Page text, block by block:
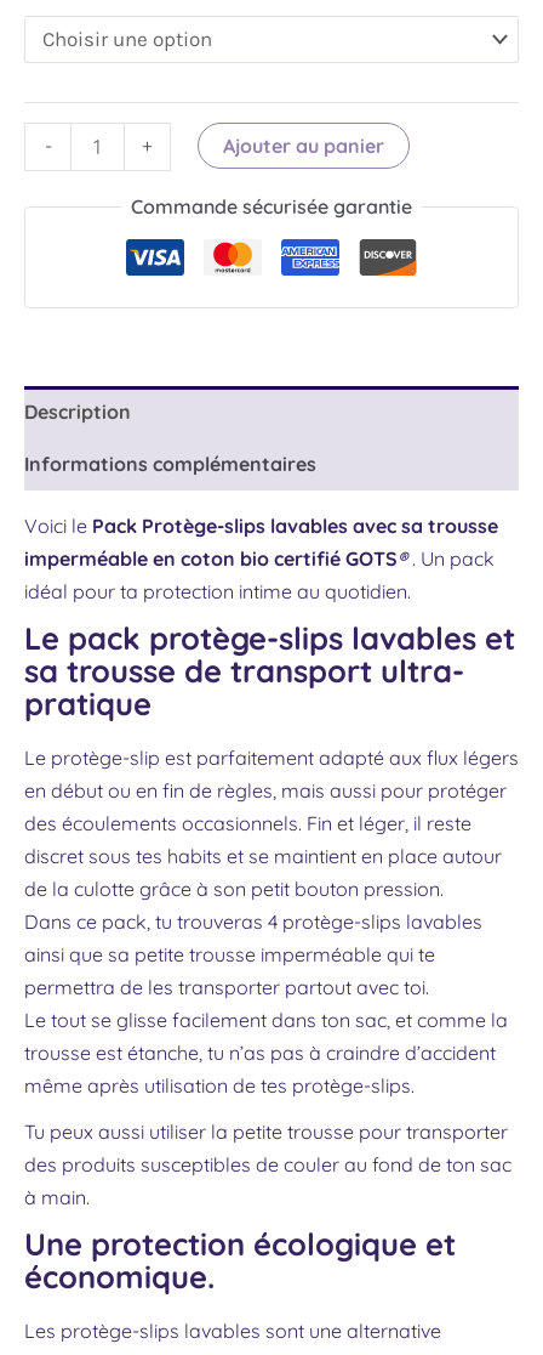
- + Ajouter au panier
Commande sécurisée garantie
Description
Informations complémentaires
Voici le Pack Protège-slips lavables avec sa trousse
imperméable en coton bio certifié GOTS®. Un pack
idéal pour ta protection intime au quotidien.
Le pack protège-slips lavables et
sa trousse de transport ultra-
pratique
Le protège-slip est parfaitement adapté aux flux légers
en début ou en fin de règles, mais aussi pour protéger
des écoulements occasionnels. Fin et léger, il reste
discret sous tes habits et se maintient en place autour
de la culotte grâce à son petit bouton pression.
Dans ce pack, tu trouveras 4 protège-slips lavables
ainsi que sa petite trousse imperméable qui te
permettra de les transporter partout avec toi.
Le tout se glisse facilement dans ton sac, et comme la
trousse est étanche, tu n’as pas à craindre d’accident
même après utilisation de tes protège-slips.
Tu peux aussi utiliser la petite trousse pour transporter
des produits susceptibles de couler au fond de ton sac
à main.
Une protection écologique et
économique.
Les protège-slips lavables sont une alternative